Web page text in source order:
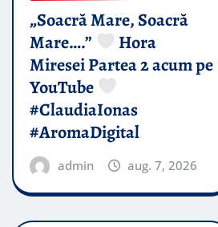
„Soacră Mare, Soacră
Mare….”
Hora
Miresei Partea 2 acum pe
YouTube
#ClaudiaIonas
#AromaDigital
admin aug. 7, 2026